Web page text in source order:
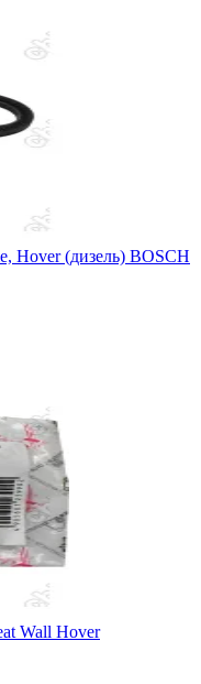
Hover (дизель) BOSCH
Wall Hover